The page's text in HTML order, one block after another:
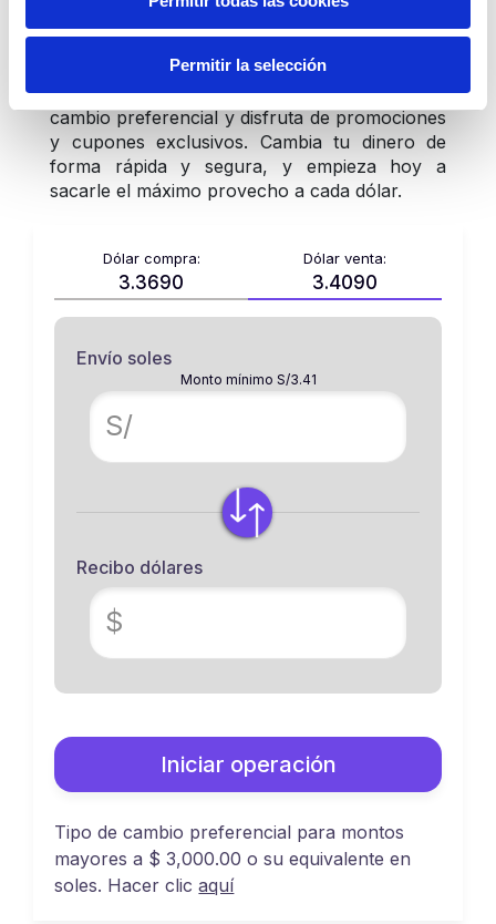
Permitir la selección
Con Cambio Seguro accede a un tipo de
cambio preferencial y disfruta de promociones
y cupones exclusivos. Cambia tu dinero de
forma rápida y segura, y empieza hoy a
sacarle el máximo provecho a cada dólar.
Dólar compra:
3.3690
Dólar venta:
3.4090
Envío soles
Monto mínimo S/3.41
S/
Recibo dólares
$
Iniciar operación
Tipo de cambio preferencial para montos
mayores a $ 3,000.00 o su equivalente en
soles. Hacer clicaquí